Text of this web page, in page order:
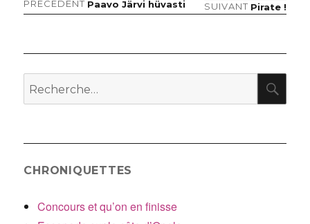
Navigation
PRÉCÉDENT Article
précédent :
Paavo Järvi hüvasti SUIVANT Article
Pirate !
Recherche
pour
CHRONIQUETTES
Concours et qu’on en finisse